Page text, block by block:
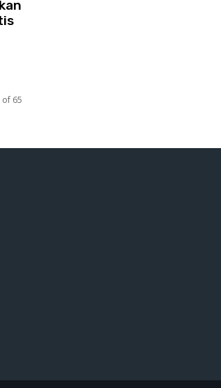
of 65